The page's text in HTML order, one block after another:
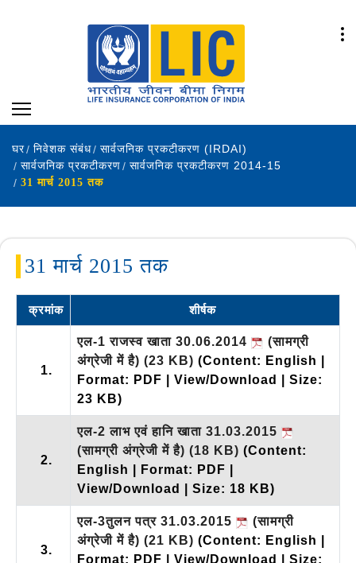
घर निवेशक संबंध
सार्वजनिक प्रकटीकरण (IRDAI)
सार्वजनिक प्रकटीकरण
सार्वजनिक प्रकटीकरण 2014-15
31 मार्च 2015 तक
31 मार्च 2015 तक
क्रमांक शीर्षक
1.
एल-1 राजस्व खाता 30.06.2014
(सामग्री
अंग्रेजी में है) (23 KB) (Content: English |
Format: PDF | View/Download | Size:
23 KB)
2.
एल-2 लाभ एवं हानि खाता 31.03.2015
(सामग्री अंग्रेजी में है) (18 KB) (Content:
English | Format: PDF |
View/Download | Size: 18 KB)
3.
एल-3तुलन पत्र 31.03.2015
(सामग्री
अंग्रेजी में है) (21 KB) (Content: English |
Format: PDF | View/Download | Size: